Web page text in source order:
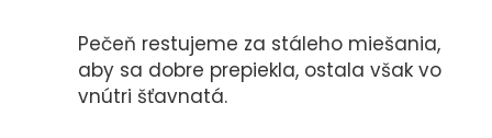
Pečeň restujeme za stáleho miešania,
aby sa dobre prepiekla, ostala však vo
vnútri šťavnatá.